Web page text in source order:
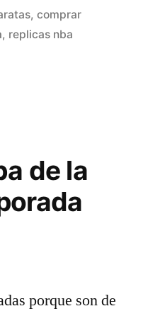
, comprar
, replicas nba
de la
porque son de